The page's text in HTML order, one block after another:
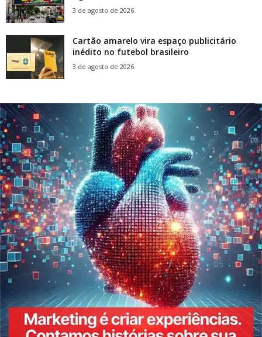
3 de agosto de 2026
Cartão amarelo vira espaço publicitário
inédito no futebol brasileiro
3 de agosto de 2026